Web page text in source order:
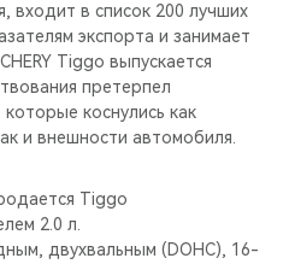
входит в список 200 лучших
экспорта и занимает
Tiggo выпускается
претерпел
коснулись как
и внешности автомобиля.
Tiggo
2.0 л.
двухвальным (DOHC), 16-